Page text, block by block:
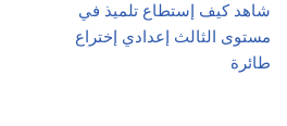
شاهد كيف إستطاع تلميذ في
مستوى الثالث إعدادي إختراع
طائرة